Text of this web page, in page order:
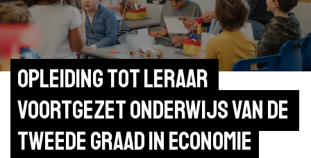
Opleiding tot leraar
voortgezet onderwijs van de
tweede graad in Economie